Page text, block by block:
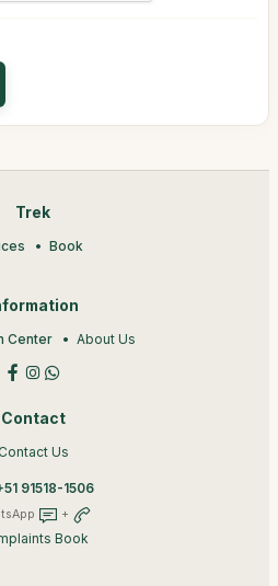
Trek
Book
Center About Us
Contact
Contact Us
91518-1506
+
Book